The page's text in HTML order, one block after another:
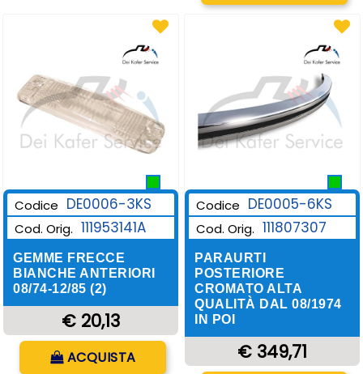
Codice DE0006-3KS
Cod. Orig. 111953141A
GEMME FRECCE
BIANCHE ANTERIORI
08/74-12/85 (2)
€ 20,13
ACQUISTA
Codice DE0005-6KS
Cod. Orig. 111807307
PARAURTI
POSTERIORE
CROMATO ALTA
QUALITÀ DAL 08/1974
IN POI
€ 349,71